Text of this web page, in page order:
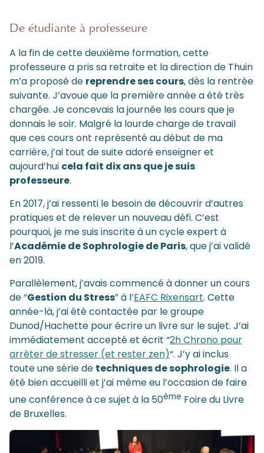
De étudiante à professeure
A la fin de cette deuxième formation, cette
professeure a pris sa retraite et la direction de Thuin
m’a proposé de reprendre ses cours, dès la rentrée
suivante. J’avoue que la première année a été très
chargée. Je concevais la journée les cours que je
donnais le soir. Malgré la lourde charge de travail
que ces cours ont représenté au début de ma
carrière, j’ai tout de suite adoré enseigner et
aujourd’hui cela fait dix ans que je suis
professeure.
En 2017, j’ai ressenti le besoin de découvrir d’autres
pratiques et de relever un nouveau défi. C’est
pourquoi, je me suis inscrite à un cycle expert à
l’Académie de Sophrologie de Paris, que j’ai validé
en 2019.
Parallèlement, j’avais commencé à donner un cours
de “Gestion du Stress” à l’EAFC Rixensart. Cette
année-là, j’ai été contactée par le groupe
Dunod/Hachette pour écrire un livre sur le sujet. J’ai
immédiatement accepté et écrit “2h Chrono pour
arrêter de stresser (et rester zen)“. J’y ai inclus
toute une série de techniques de sophrologie. Il a
été bien accueilli et j’ai même eu l’occasion de faire
une conférence à ce sujet à la 50ème Foire du Livre
de Bruxelles.